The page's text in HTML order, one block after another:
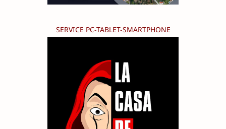
SERVICE PC-TABLET-SMARTPHONE